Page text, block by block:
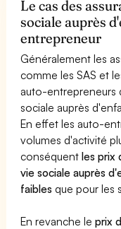
Le cas des
sociale auprès
entrepreneur
Généralement les
comme les SAS et
auto-entrepreneurs
sociale auprès
En effet les auto-
volumes d'activité
conséquentles prix
vie sociale auprès
faibles que pour les
En revanche leprix